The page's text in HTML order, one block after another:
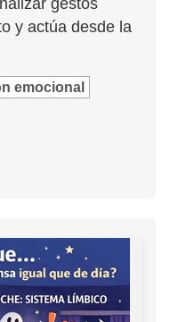
y actúa desde la
emocional